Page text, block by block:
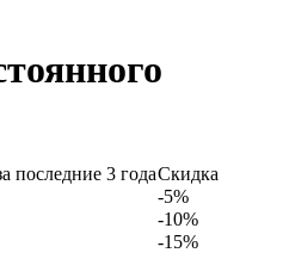
последние 3 годаСкидка
-5%
-10%
-15%